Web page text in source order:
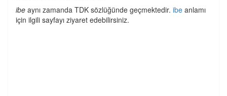
ibe aynı zamanda TDK sözlüğünde geçmektedir. ibe anlamı
için ilgili sayfayı ziyaret edebilirsiniz.